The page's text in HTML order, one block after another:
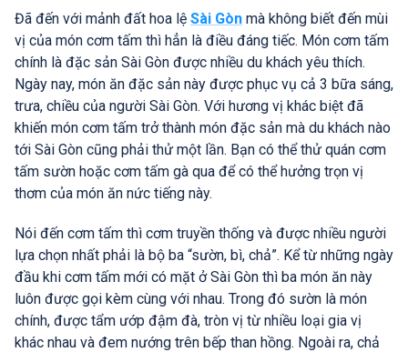
Đã đến với mảnh đất hoa lệ Sài Gòn mà không biết đến mùi
vị của món cơm tấm thì hẳn là điều đáng tiếc. Món cơm tấm
chính là đặc sản Sài Gòn được nhiều du khách yêu thích.
Ngày nay, món ăn đặc sản này được phục vụ cả 3 bữa sáng,
trưa, chiều của người Sài Gòn. Với hương vị khác biệt đã
khiến món cơm tấm trở thành món đặc sản mà du khách nào
tới Sài Gòn cũng phải thử một lần. Bạn có thể thử quán cơm
tấm sườn hoặc cơm tấm gà qua để có thể hưởng trọn vị
thơm của món ăn nức tiếng này.
Nói đến cơm tấm thì cơm truyền thống và được nhiều người
lựa chọn nhất phải là bộ ba “sườn, bì, chả”. Kể từ những ngày
đầu khi cơm tấm mới có mặt ở Sài Gòn thì ba món ăn này
luôn được gọi kèm cùng với nhau. Trong đó sườn là món
chính, được tẩm ướp đậm đà, tròn vị từ nhiều loại gia vị
khác nhau và đem nướng trên bếp than hồng. Ngoài ra, chả